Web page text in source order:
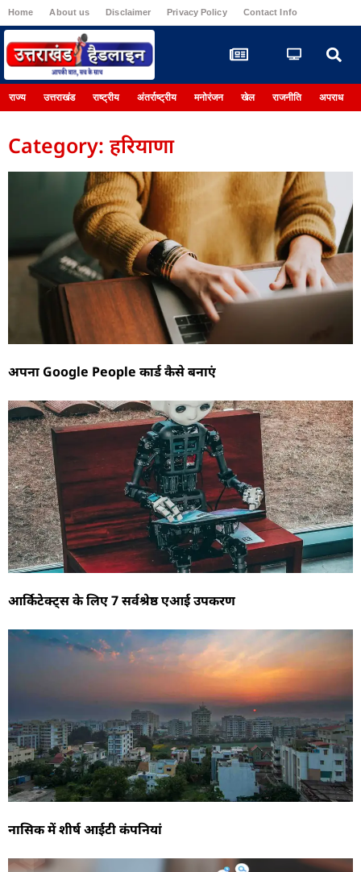
Home About us Disclaimer Privacy Policy Contact Info
राज्य उत्तराखंड राष्ट्रीय अंतर्राष्ट्रीय मनोरंजन खेल राजनीति अपराध
Category: हरियाणा
अपना Google People कार्ड कैसे बनाएं
आर्किटेक्ट्स के लिए 7 सर्वश्रेष्ठ एआई उपकरण
नासिक में शीर्ष आईटी कंपनियां